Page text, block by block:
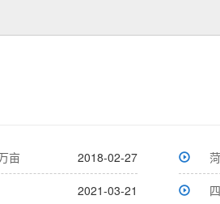
亩 2018-02-27
2021-03-21